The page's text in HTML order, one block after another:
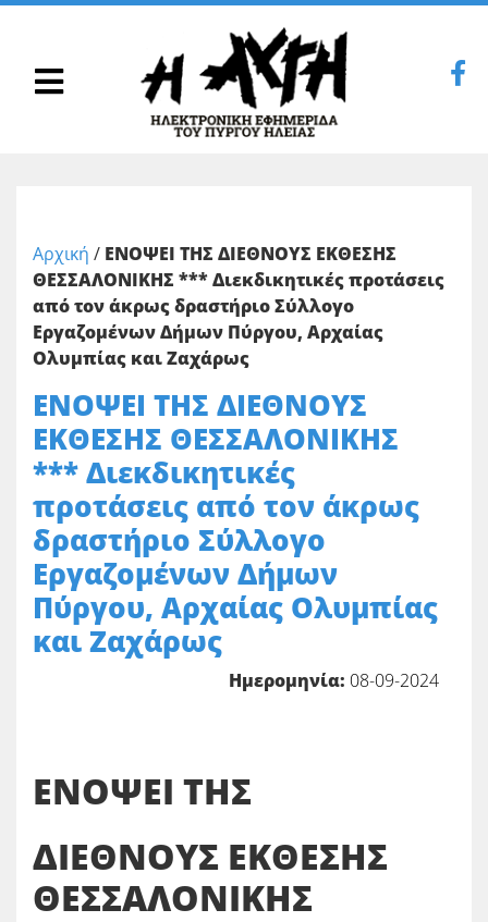
Αρχική / ΕΝΟΨΕΙ ΤΗΣ ΔΙΕΘΝΟΥΣ ΕΚΘΕΣΗΣ
ΘΕΣΣΑΛΟΝΙΚΗΣ *** Διεκδικητικές προτάσεις
από τον άκρως δραστήριο Σύλλογο
Εργαζομένων Δήμων Πύργου, Αρχαίας
Ολυμπίας και Ζαχάρως
ΕΝΟΨΕΙ ΤΗΣ ΔΙΕΘΝΟΥΣ
ΕΚΘΕΣΗΣ ΘΕΣΣΑΛΟΝΙΚΗΣ
*** Διεκδικητικές
προτάσεις από τον άκρως
δραστήριο Σύλλογο
Εργαζομένων Δήμων
Πύργου, Αρχαίας Ολυμπίας
και Ζαχάρως
Ημερομηνία: 08-09-2024
ΕΝΟΨΕΙ ΤΗΣ
ΔΙΕΘΝΟΥΣ ΕΚΘΕΣΗΣ
ΘΕΣΣΑΛΟΝΙΚΗΣ